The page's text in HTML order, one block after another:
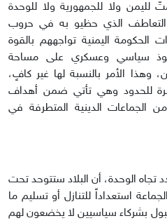
لليمن ولا للجمهورية ولا للوحدة
التعاطف الذي حظيو به في حروب
الحكومة اليمنية تواجههم بالقوة
سياسي وعسكري على مساحة
الأمر بالنسبة لها غير كافٍ،
للحدود وهي تأتي ضمن أهداف
من الجماعات الدينية المتطرفة في
تجاه الوحدة، أن البلاد ستتوحد تحت
استعداداً للتنازل أو تسليم ما
بشركاء سياسيين لا يخضعون لهم